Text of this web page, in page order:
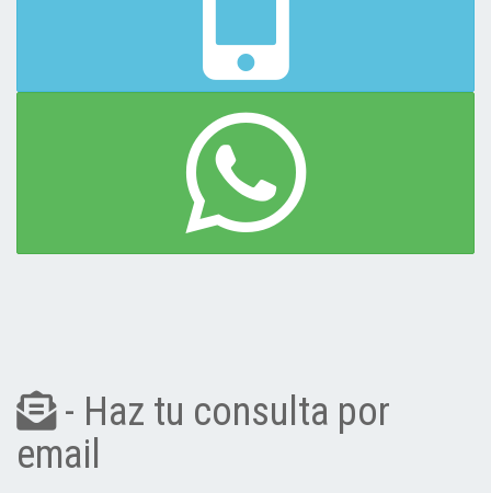
- Haz tu consulta por
email